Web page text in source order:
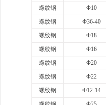
螺纹钢
Φ10
螺纹钢
Φ36-40
螺纹钢
Φ18
螺纹钢
Φ16
螺纹钢
Φ20
螺纹钢
Φ22
螺纹钢
Φ12-14